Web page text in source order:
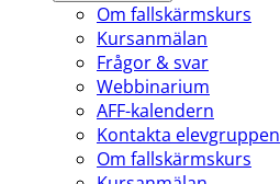
Om fallskärmskurs
Kursanmälan
Frågor & svar
Webbinarium
AFF-kalendern
Kontakta elevgruppen
Om fallskärmskurs